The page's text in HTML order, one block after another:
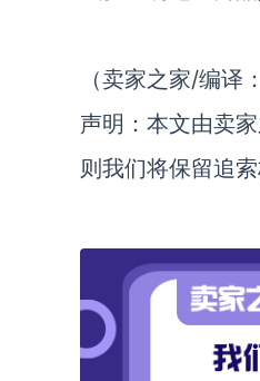
（卖家之家/编译
声明：本文由卖
则我们将保留追索